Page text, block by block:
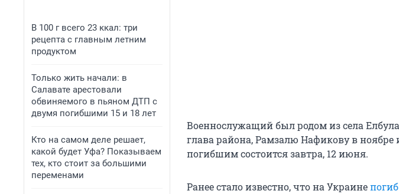
В 100 г всего 23 ккал: три
рецепта с главным летним
продуктом
Только жить начали: в
Салавате арестовали
обвиняемого в пьяном ДТП с
двумя погибшими 15 и 18 лет
Кто на самом деле решает,
какой будет Уфа? Показываем
тех, кто стоит за большими
переменами
Военнослужащий был родом из села
глава района, Рамзалю Нафикову в
погибшим состоится завтра, 12 июня.
Ранее стало известно, что на Украине